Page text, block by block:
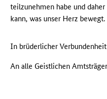
teilzunehmen habe und
kann, was unser Herz bewegt.
In brüderlicher
An alle Geistlichen